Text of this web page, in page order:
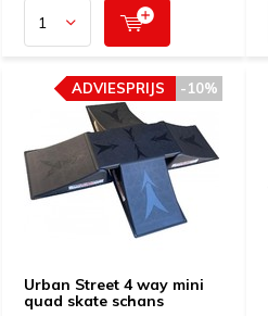
Urban Street 4 way mini
quad skate schans
-10%
ADVIESPRIJS